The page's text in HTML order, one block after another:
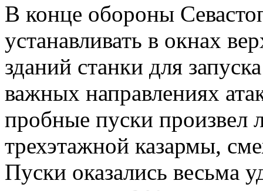
В конце обороны
устанавливать в окнах
зданий станки для
важных направлениях
пробные пуски произвел
трехэтажной казармы,
Пуски оказались весьма